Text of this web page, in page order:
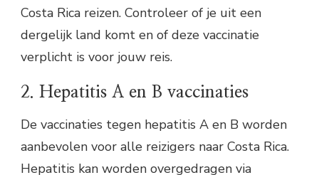
Costa Rica reizen. Controleer of je uit een
dergelijk land komt en of deze vaccinatie
verplicht is voor jouw reis.
2. Hepatitis A en B vaccinaties
De vaccinaties tegen hepatitis A en B worden
aanbevolen voor alle reizigers naar Costa Rica.
Hepatitis kan worden overgedragen via